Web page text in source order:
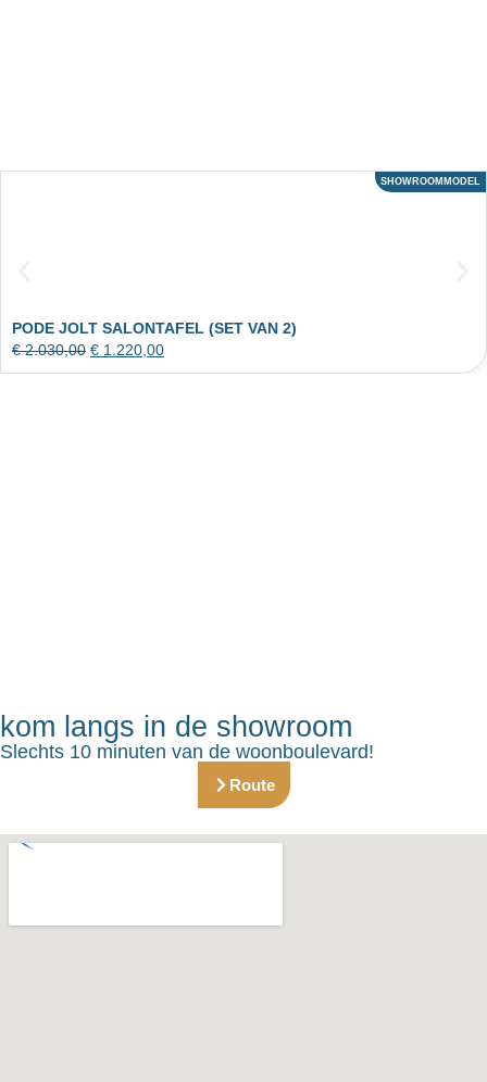
ACTIE
SHOWROOMMODEL
PODE JOLT SALONTAFEL (SET VAN 2)
€2.030,00 € 1.220,00
kom langs in de showroom
Slechts 10 minuten van de woonboulevard!
Route